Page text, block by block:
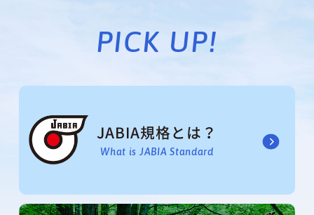
PICK UP!
JABIA規格とは？
What is JABIA Standard